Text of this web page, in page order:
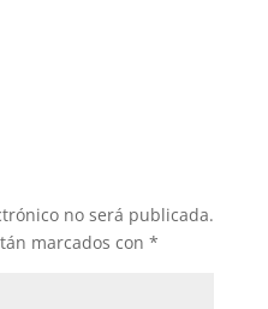
no será publicada.
marcados con *